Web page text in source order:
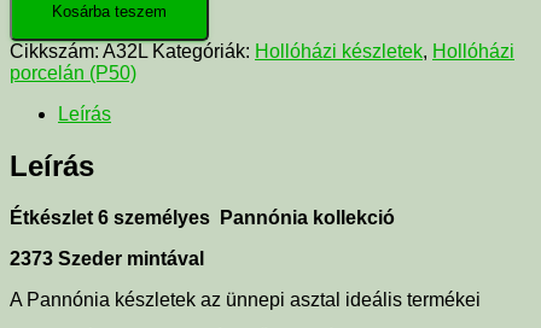
Kosárba teszem
Cikkszám: A32L Kategóriák: Hollóházi készletek, Hollóházi
porcelán (P50)
Leírás
Leírás
Étkészlet 6 személyes Pannónia kollekció
2373 Szeder mintával
A Pannónia készletek az ünnepi asztal ideális termékei